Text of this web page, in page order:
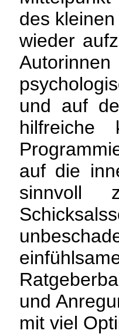
des
wieder
und auf
hilfreiche
auf die
sinnvoll
und
mit viel